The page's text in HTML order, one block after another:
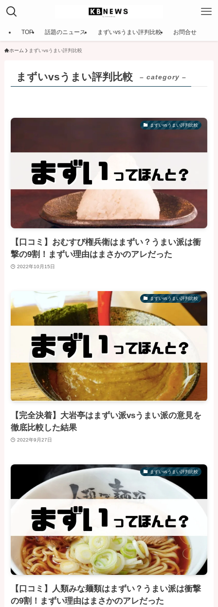
TOP 話題のニュース まずいvsうまい評判比較 お問合せ
ホーム まずいvsうまい評判比較
まずいvsうまい評判比較 – category –
まずいvsうまい評判比較
【口コミ】おむすび権兵衛はまずい？うまい派は衝
撃の9割！まずい理由はまさかのアレだった
2022年10月15日
まずいvsうまい評判比較
【完全決着】大岩亭はまずい派vsうまい派の意見を
徹底比較した結果
2022年9月27日
まずいvsうまい評判比較
【口コミ】人類みな麺類はまずい？うまい派は衝撃
の9割！まずい理由はまさかのアレだった